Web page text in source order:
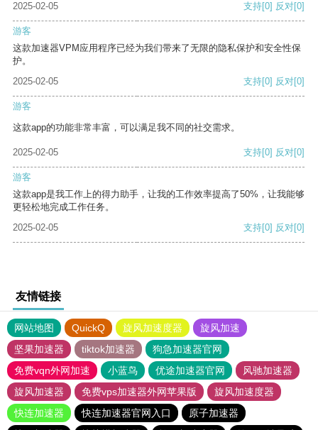
2025-02-05 支持[0] 反对[0]
游客
这款加速器VPM应用程序已经为我们带来了无限的隐私保护和安全性保
护。
2025-02-05
支持[0] 反对[0]
游客
这款app的功能非常丰富，可以满足我不同的社交需求。
2025-02-05 支持[0] 反对[0]
游客
这款app是我工作上的得力助手，让我的工作效率提高了50%，让我能够
更轻松地完成工作任务。
2025-02-05
支持[0] 反对[0]
友情链接
网站地图 QuickQ 旋风加速度器
旋风加速
坚果加速器
tiktok加速器
狗急加速器官网
免费vqn外网加速
小蓝鸟 优途加速器官网
风驰加速器
旋风加速器
免费vps加速器外网苹果版
旋风加速度器
快连加速器
快连加速器官网入口
原子加速器